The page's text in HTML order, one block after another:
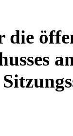
die